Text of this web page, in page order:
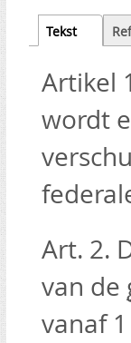
Tabs
Tekst(active
Artikel
wordt
Art. 2.
van de
vanaf